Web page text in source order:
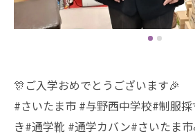
🎊ご入学おめでとうございます🎉
#さいたま市 #与野西中学校#制服
き#通学靴 #通学カバン#さいたま